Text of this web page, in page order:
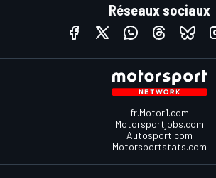
Réseaux sociaux
fr.Motor1.com
Motorsportjobs.com
Autosport.com
Motorsportstats.com